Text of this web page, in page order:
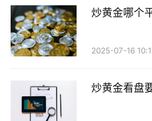
要在其官方网站上进行注册，填
验证。开户过程简单方便，几分
3. 入金交易 完成开户后，
行入金。恒信贵金属支持多种
账、支付宝等，方便快捷。入
开始进行黄金交易。
炒黄金哪个
2025-07-16
炒黄金看盘